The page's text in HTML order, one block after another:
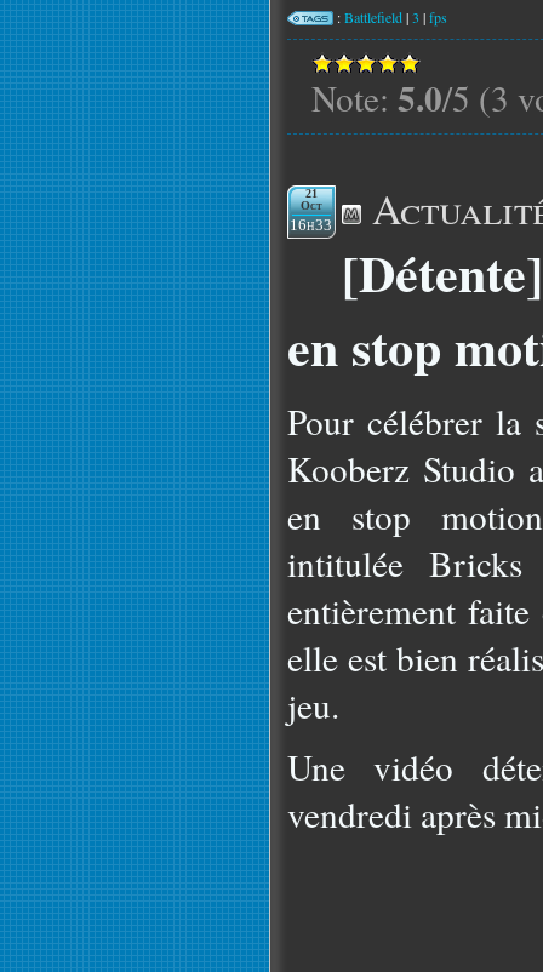
:Battlefield|3 |fps
Note: 5.0/5 (3
21
Oct
16h33
en stop
Pour célébrer la
Kooberz Studio
en stop
intitulée
entièrement
elle est bien
jeu.
Une vidéo
vendredi après